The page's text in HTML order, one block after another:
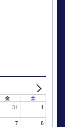
金 土
31 1
7 8